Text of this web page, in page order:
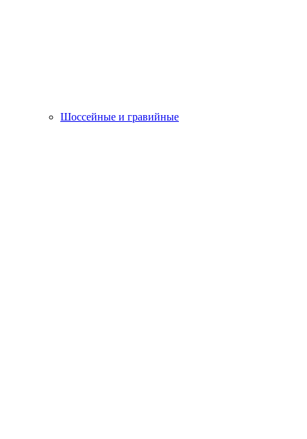
Шоссейные и гравийные